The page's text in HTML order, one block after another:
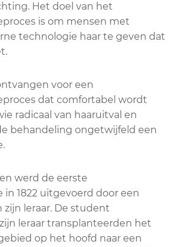
Het doel van het
is om mensen met
technologie haar te geven dat
voor een
dat comfortabel wordt
radicaal van haaruitval en
behandeling ongetwijfeld een
werd de eerste
in 1822 uitgevoerd door een
leraar. De student
leraar transplanteerden het
op het hoofd naar een